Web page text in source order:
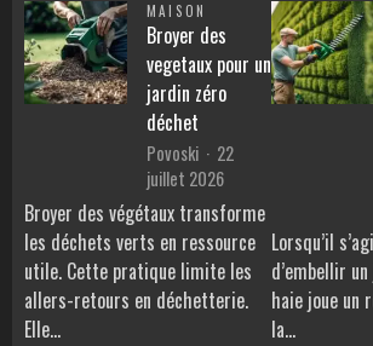
MAISON
Broyer des
vegetaux pour un
jardin zéro
déchet
Povoski
22
juillet 2026
Broyer des végétaux transforme
les déchets verts en ressource
utile. Cette pratique limite les
allers-retours en déchetterie.
Elle…
Lorsqu’il
d’embellir
haie joue un
la…